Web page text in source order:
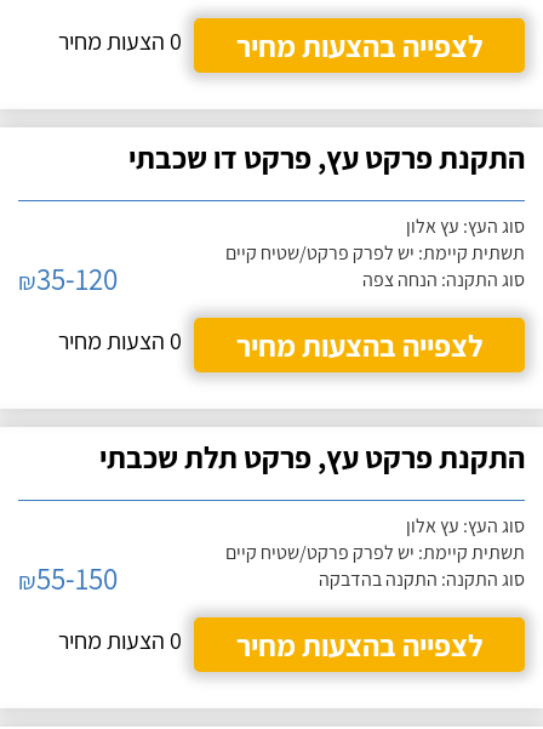
לצפייה בהצעות מחיר
0 הצעות מחיר
התקנת פרקט עץ, פרקט דו שכבתי
סוג העץ: עץ אלון
תשתית קיימת: יש לפרק פרקט/שטיח קיים
סוג התקנה: הנחה צפה
₪35-120
לצפייה בהצעות מחיר
0 הצעות מחיר
התקנת פרקט עץ, פרקט תלת שכבתי
סוג העץ: עץ אלון
תשתית קיימת: יש לפרק פרקט/שטיח קיים
סוג התקנה: התקנה בהדבקה
₪55-150
לצפייה בהצעות מחיר
0 הצעות מחיר